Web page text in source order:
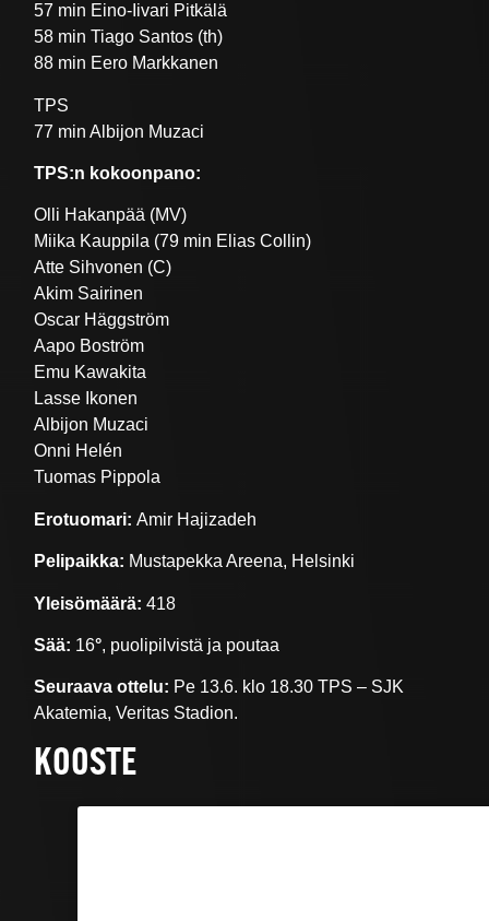
57 min Eino-Iivari Pitkälä
58 min Tiago Santos (th)
88 min Eero Markkanen
TPS
77 min Albijon Muzaci
TPS:n kokoonpano:
Olli Hakanpää (MV)
Miika Kauppila (79 min Elias Collin)
Atte Sihvonen (C)
Akim Sairinen
Oscar Häggström
Aapo Boström
Emu Kawakita
Lasse Ikonen
Albijon Muzaci
Onni Helén
Tuomas Pippola
Erotuomari:Amir Hajizadeh
Pelipaikka: Mustapekka Areena, Helsinki
Yleisömäärä:418
Sää: 16°, puolipilvistä ja poutaa
Seuraava ottelu: Pe 13.6. klo 18.30 TPS – SJK
Akatemia, Veritas Stadion.
KOOSTE